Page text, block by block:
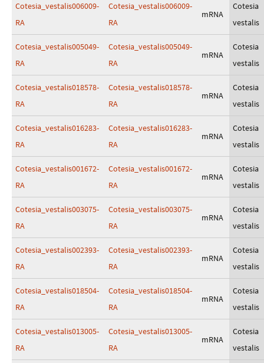
Cotesia_vestalis006009-
RA
Cotesia_vestalis006009-
RA
mRNA
Cotesia
vestalis
Cotesia_vestalis005049-
RA
Cotesia_vestalis005049-
RA
mRNA
Cotesia
vestalis
Cotesia_vestalis018578-
RA
Cotesia_vestalis018578-
RA
mRNA
Cotesia
vestalis
Cotesia_vestalis016283-
RA
Cotesia_vestalis016283-
RA
mRNA
Cotesia
vestalis
Cotesia_vestalis001672-
RA
Cotesia_vestalis001672-
RA
mRNA
Cotesia
vestalis
Cotesia_vestalis003075-
RA
Cotesia_vestalis003075-
RA
mRNA
Cotesia
vestalis
Cotesia_vestalis002393-
RA
Cotesia_vestalis002393-
RA
mRNA
Cotesia
vestalis
Cotesia_vestalis018504-
RA
Cotesia_vestalis018504-
RA
mRNA
Cotesia
vestalis
Cotesia_vestalis013005-
RA
Cotesia_vestalis013005-
RA
mRNA
Cotesia
vestalis